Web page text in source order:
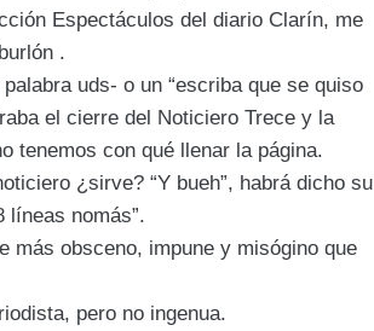
Espectáculos del diario Clarín, me
.
uds- o un “escriba que se quiso
el cierre del Noticiero Trece y la
tenemos con qué llenar la página.
¿sirve? “Y bueh”, habrá dicho su
líneas nomás”.
más obsceno, impune y misógino que
pero no ingenua.